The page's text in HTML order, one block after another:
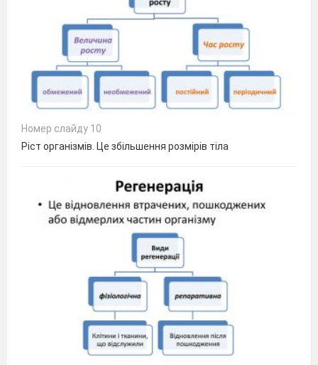
Номер слайду 10
Ріст організмів. Це збільшення розмірів тіла